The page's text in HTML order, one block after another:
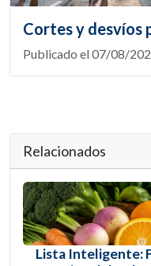
Cortes y desvíos
Publicado el 07/08/
Relacionados
Lista Inteligente: